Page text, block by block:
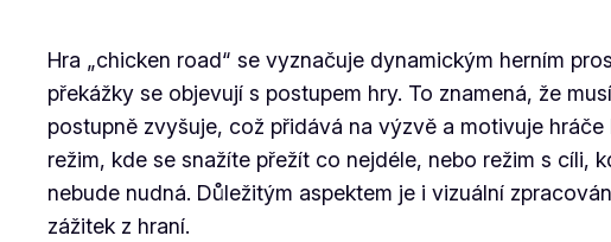
Hra „chicken road“ se vyznačuje dynamickým herním
překážky se objevují s postupem hry. To znamená, že
postupně zvyšuje, což přidává na výzvě a motivuje
režim, kde se snažíte přežít co nejdéle, nebo režim s
nebude nudná. Důležitým aspektem je i vizuální
zážitek z hraní.